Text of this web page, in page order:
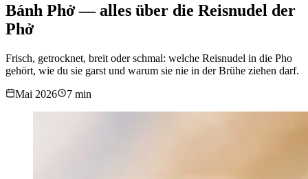
Bánh Phở — alles über die Reisnudel der
Phở
Frisch, getrocknet, breit oder schmal: welche Reisnudel in die Pho
gehört, wie du sie garst und warum sie nie in der Brühe ziehen darf.
Mai 2026
7 min